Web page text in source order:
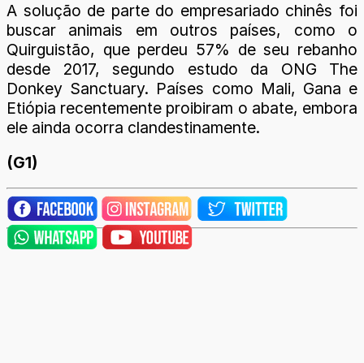
A solução de parte do empresariado chinês foi
buscar animais em outros países, como o
Quirguistão, que perdeu 57% de seu rebanho
desde 2017, segundo estudo da ONG The
Donkey Sanctuary. Países como Mali, Gana e
Etiópia recentemente proibiram o abate, embora
ele ainda ocorra clandestinamente.
(G1)